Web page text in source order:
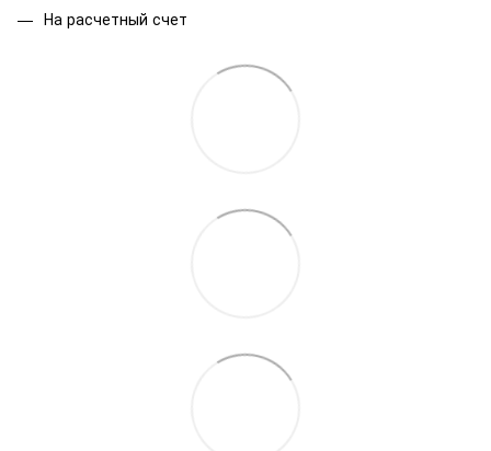
На расчетный счет